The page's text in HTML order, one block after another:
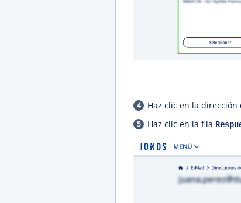
Haz clic en la
Haz clic en la fila